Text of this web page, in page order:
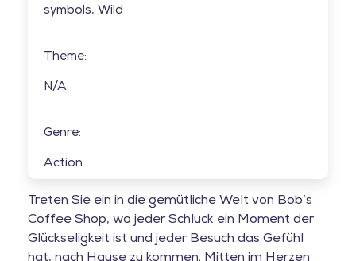
symbols, Wild
Theme:
N/A
Genre:
Action
Treten Sie ein in die gemütliche Welt von Bob’s
Coffee Shop, wo jeder Schluck ein Moment der
Glückseligkeit ist und jeder Besuch das Gefühl
hat, nach Hause zu kommen. Mitten im Herzen